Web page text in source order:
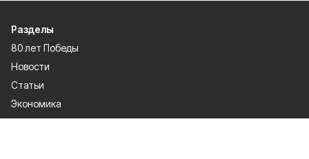
Разделы
80 лет Победы
Новости
Статьи
Экономика
Культура